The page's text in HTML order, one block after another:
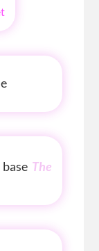
The